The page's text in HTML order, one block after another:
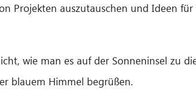
Projekten auszutauschen und Ideen
wie man es auf der Sonneninsel zu
blauem Himmel begrüßen.